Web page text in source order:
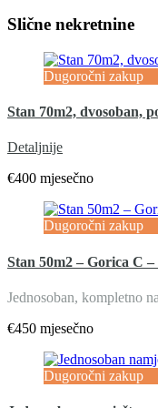
Slične nekretnine
Dugoročni zakup
Stan 70m2, dvosoban,
Detaljnije
€400 mjesečno
Dugoročni zakup
Stan 50m2 – Gorica C
Jednosoban, kompletno
€450 mjesečno
Dugoročni zakup